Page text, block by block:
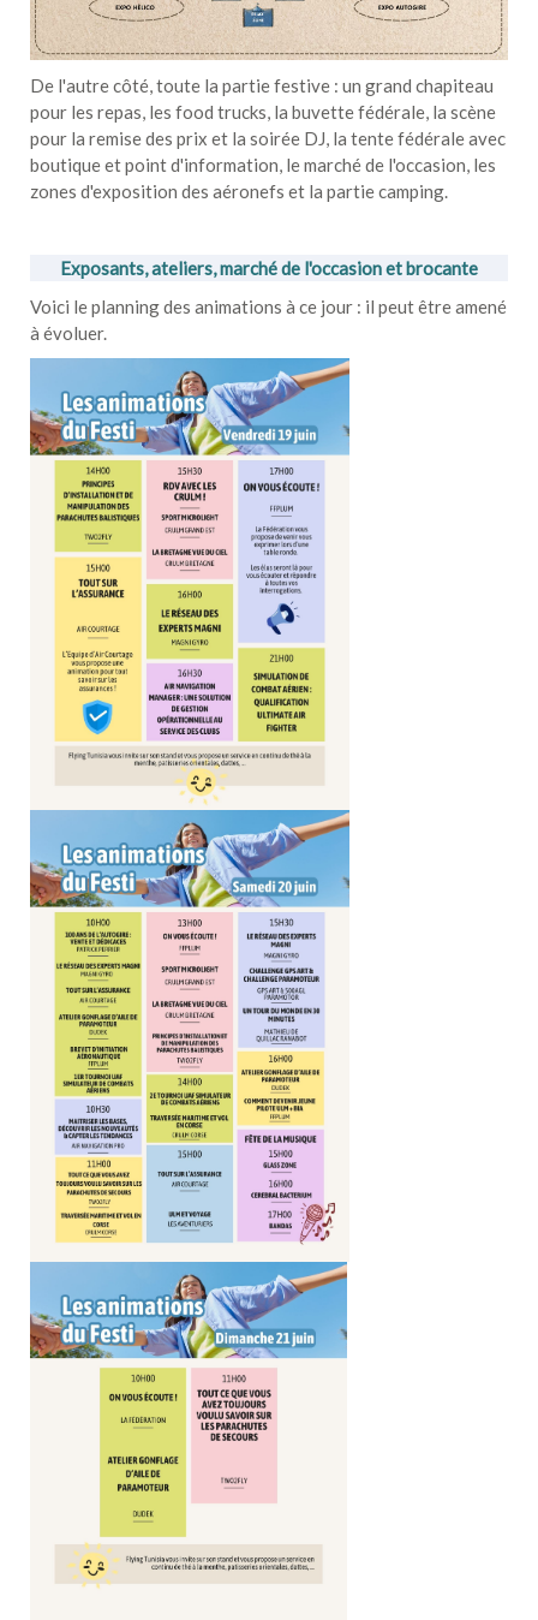
De l'autre côté, toute la partie festive : un grand chapiteau
pour les repas, les food trucks, la buvette fédérale, la scène
pour la remise des prix et la soirée DJ, la tente fédérale avec
boutique et point d'information, le marché de l'occasion, les
zones d'exposition des aéronefs et la partie camping.
Exposants, ateliers, marché de l'occasion et brocante
Voici le planning des animations à ce jour : il peut être amené
à évoluer.